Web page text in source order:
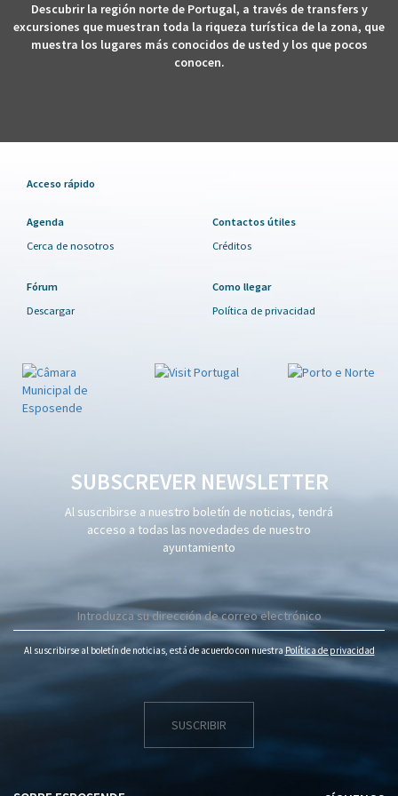
Descubrir la región norte de Portugal, a través de transfers y
excursiones que muestran toda la riqueza turística de la zona, que
muestra los lugares más conocidos de usted y los que pocos
conocen.
Acceso rápido
Agenda
Cerca de nosotros
Contactos útiles
Créditos
Fórum
Descargar
Como llegar
Política de privacidad
SUBSCREVER NEWSLETTER
Al suscribirse a nuestro boletín de noticias, tendrá
acceso a todas las novedades de nuestro
ayuntamiento
Al suscribirse al boletín de noticias, está de acuerdo con nuestra Política de privacidad
SUSCRIBIR